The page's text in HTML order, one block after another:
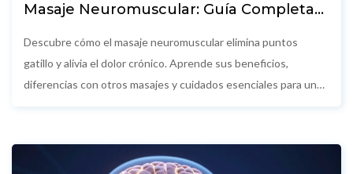
Masaje Neuromuscular: Guía Completa
Descubre cómo el masaje neuromuscular elimina puntos
gatillo y alivia el dolor crónico. Aprende sus beneficios,
diferencias con otros masajes y cuidados esenciales para una